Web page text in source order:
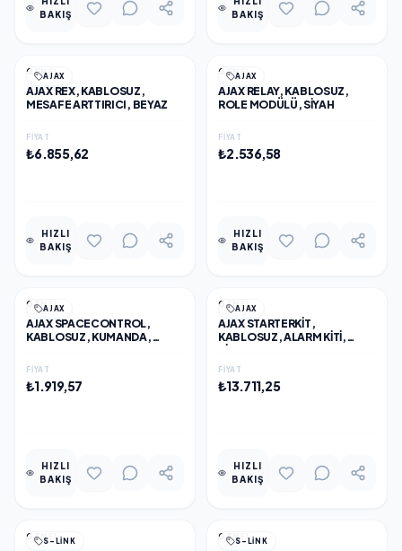
BAKIŞ
BAKIŞ
AJAX
GENEL
AJAX REX, KABLOSUZ,
MESAFE ARTTIRICI, BEYAZ
FIYAT
₺6.855,62
HIZLI
BAKIŞ
AJAX
GENEL
AJAX RELAY, KABLOSUZ,
ROLE MODÜLÜ, SİYAH
FIYAT
₺2.536,58
HIZLI
BAKIŞ
AJAX
GENEL
AJAX SPACECONTROL,
KABLOSUZ, KUMANDA,
FIYAT
₺1.919,57
HIZLI
BAKIŞ
AJAX
GENEL
AJAX STARTERKIT,
KABLOSUZ, ALARM KITI,
FIYAT
₺13.711,25
HIZLI
BAKIŞ
S-LINK
GENEL S-LINK
GENEL